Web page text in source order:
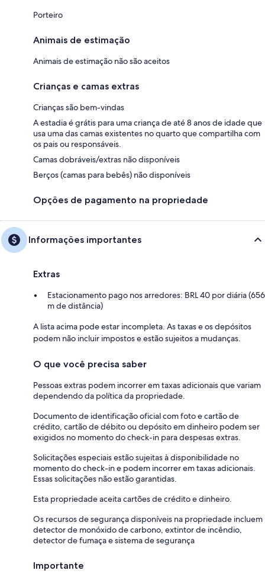
Porteiro
Animais de estimação
Animais de estimação não são aceitos
Crianças e camas extras
Crianças são bem-vindas
A estadia é grátis para uma criança de até 8 anos de idade que
usa uma das camas existentes no quarto que compartilha com
os pais ou responsáveis.
Camas dobráveis/extras não disponíveis
Berços (camas para bebês) não disponíveis
Opções de pagamento na propriedade
Informações importantes
Extras
Estacionamento pago nos arredores: BRL 40 por diária (656
m de distância)
A lista acima pode estar incompleta. As taxas e os depósitos
podem não incluir impostos e estão sujeitos a mudanças.
O que você precisa saber
Pessoas extras podem incorrer em taxas adicionais que variam
dependendo da política da propriedade.
Documento de identificação oficial com foto e cartão de
crédito, cartão de débito ou depósito em dinheiro podem ser
exigidos no momento do check-in para despesas extras.
Solicitações especiais estão sujeitas à disponibilidade no
momento do check-in e podem incorrer em taxas adicionais.
Essas solicitações não estão garantidas.
Esta propriedade aceita cartões de crédito e dinheiro.
Os recursos de segurança disponíveis na propriedade incluem
detector de monóxido de carbono, extintor de incêndio,
detector de fumaça e sistema de segurança
Importante